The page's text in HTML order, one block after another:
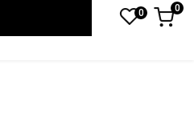
0 0